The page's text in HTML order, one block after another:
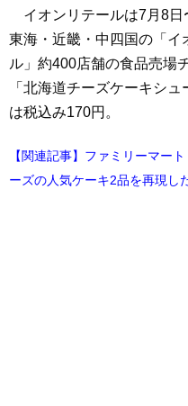
イオンリテールは7月8日
東海・近畿・中四国の「イ
ル」約400店舗の食品売場
「北海道チーズケーキシ
は税込み170円。
【関連記事】ファミリーマー
ーズの人気ケーキ2品を再現し